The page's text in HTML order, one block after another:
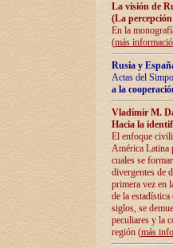
La visión de
(La
En la
(más
Rusia y
Actas del
a la
Vladímir M.
Hacia la
El enfoque
América Latina
cuales se
divergentes de
primera vez en
de la
siglos, se
peculiares y la
región (más